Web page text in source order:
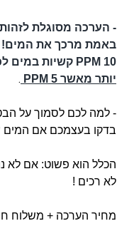
- הערכה מסוגלת
באמת מרכך את המים!
10 PPM קשיות במים לכל היותר, אבל רצוי לקבל
יותר מאשר 5 PPM
.
- למה לכם לסמוך על
בדקו בעצמכם אם
הכלל הוא פשוט: אם לא
לא רכים !
מחיר הערכה + משלוח חינם: 192 ש"ח